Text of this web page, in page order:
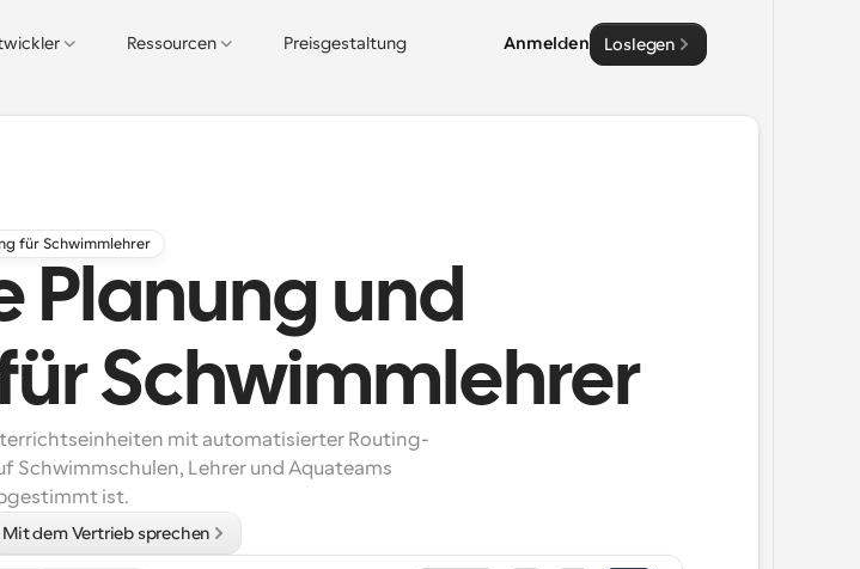
Ressourcen Preisgestaltung Anmelden Loslegen
für Schwimmlehrer
Planung und
Schwimmlehrer
mit automatisierter Routing-
Schwimmschulen, Lehrer und Aquateams
ist.
Mit dem Vertrieb sprechen